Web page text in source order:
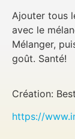
Ajouter tous
avec le
Mélanger,
goût. Santé!
Création:
https://